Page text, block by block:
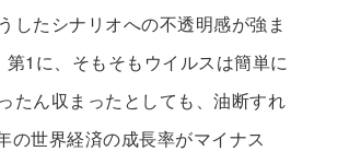
したシナリオへの不透明感が強ま
1に、そもそもウイルスは簡単に
たん収まったとしても、油断すれ
世界経済の成長率がマイナス